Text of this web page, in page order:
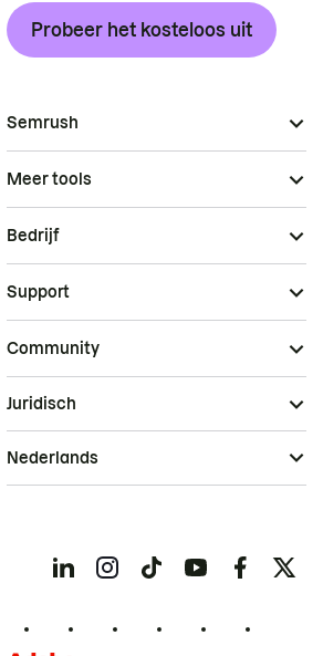
Probeer het kosteloos uit
Semrush
Meer tools
Bedrijf
Support
Community
Juridisch
Nederlands